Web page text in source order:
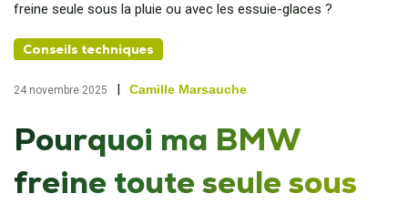
freine seule sous la pluie ou avec les essuie-glaces ?
Conseils techniques
24 novembre 2025 | Camille Marsauche
Pourquoi ma BMW
freine toute seule sous